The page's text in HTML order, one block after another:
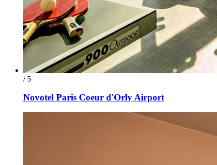
/ 5
Novotel Paris Coeur d'Orly Airport